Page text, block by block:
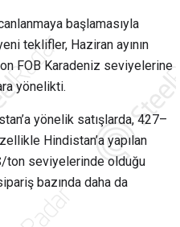
başlamasıyla
teklifler, Haziran ayının
FOB Karadeniz seviyelerine
yönelikti.
yönelik satışlarda, 427–
Hindistan’a yapılan
ton seviyelerinde olduğu
bazında daha da